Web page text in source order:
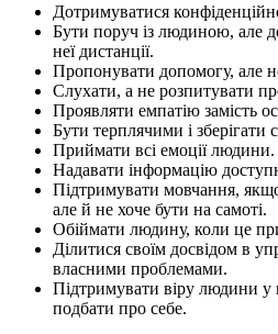
Дотримуватися
Бути поруч із людиною, але
неї дистанції.
Пропонувати допомогу, але
Слухати, а не розпитувати
Проявляти емпатію замість
Бути терплячими і зберігати
Приймати всі емоції людини.
Надавати інформацію
Підтримувати мовчання,
але й не хоче бути на самоті.
Обіймати людину, коли це
Ділитися своїм досвідом в
власними проблемами.
Підтримувати віру людини у
подбати про себе.